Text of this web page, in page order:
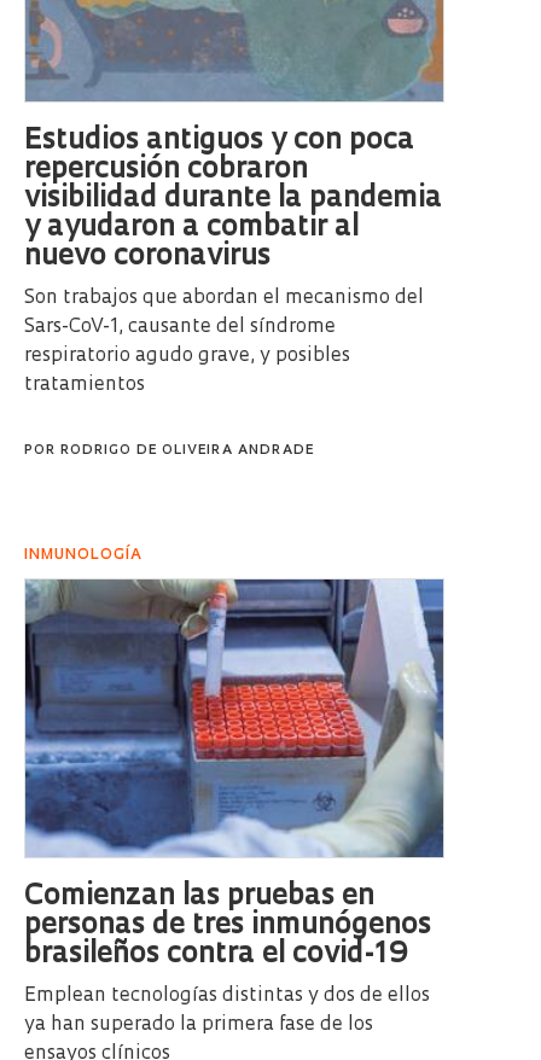
Estudios antiguos y con poca
repercusión cobraron
visibilidad durante la pandemia
y ayudaron a combatir al
nuevo coronavirus
Son trabajos que abordan el mecanismo del
Sars-CoV-1, causante del síndrome
respiratorio agudo grave, y posibles
tratamientos
POR RODRIGO DE OLIVEIRA ANDRADE
INMUNOLOGÍA
Comienzan las pruebas en
personas de tres inmunógenos
brasileños contra el covid-19
Emplean tecnologías distintas y dos de ellos
ya han superado la primera fase de los
ensayos clínicos